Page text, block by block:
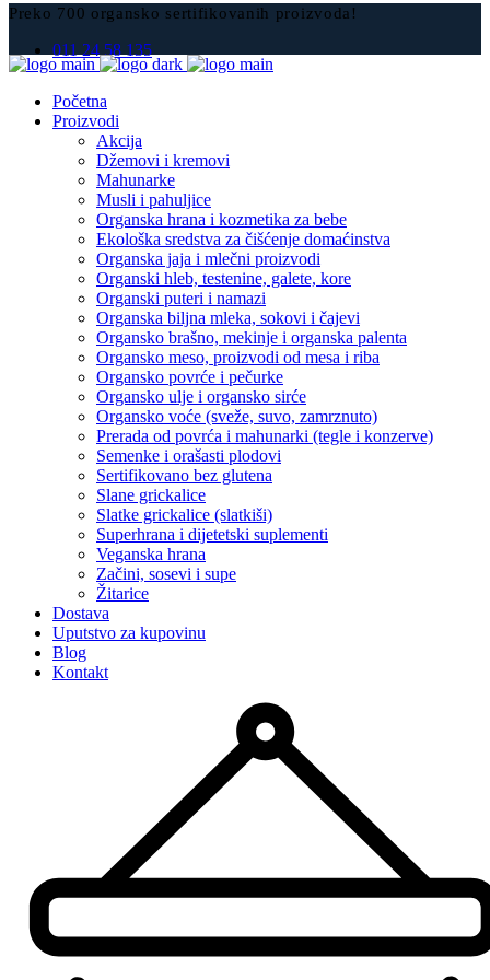
Preko 700 organsko sertifikovanih proizvoda!
011 24 58 135
Početna
Proizvodi
Akcija
Džemovi i kremovi
Mahunarke
Musli i pahuljice
Organska hrana i kozmetika za bebe
Ekološka sredstva za čišćenje domaćinstva
Organska jaja i mlečni proizvodi
Organski hleb, testenine, galete, kore
Organski puteri i namazi
Organska biljna mleka, sokovi i čajevi
Organsko brašno, mekinje i organska palenta
Organsko meso, proizvodi od mesa i riba
Organsko povrće i pečurke
Organsko ulje i organsko sirće
Organsko voće (sveže, suvo, zamrznuto)
Prerada od povrća i mahunarki (tegle i konzerve)
Semenke i orašasti plodovi
Sertifikovano bez glutena
Slane grickalice
Slatke grickalice (slatkiši)
Superhrana i dijetetski suplementi
Veganska hrana
Začini, sosevi i supe
Žitarice
Dostava
Uputstvo za kupovinu
Blog
Kontakt